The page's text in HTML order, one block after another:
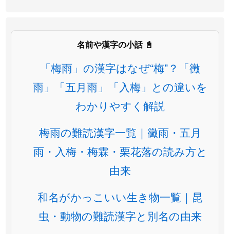
名前や漢字の小話 📓
「梅雨」の漢字はなぜ“梅”？「黴
雨」「五月雨」「入梅」との違いを
わかりやすく解説
梅雨の難読漢字一覧｜黴雨・五月
雨・入梅・梅霖・栗花落の読み方と
由来
和名がかっこいい生き物一覧｜昆
虫・動物の難読漢字と別名の由来